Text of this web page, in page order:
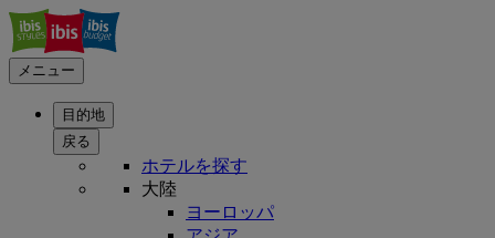
メニュー
目的地
戻る
ホテルを探す
大陸
ヨーロッパ